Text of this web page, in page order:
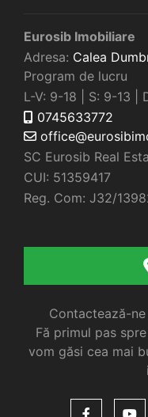
Eurosib Imobiliare
Adresa: Calea
Program de lucru
L-V: 9-18 | S: 9-13 |
0745633772
SC Eurosib Real
CUI: 51359417
Reg. Com: J32/
Contactează-
Fă primul pas
vom găsi cea mai